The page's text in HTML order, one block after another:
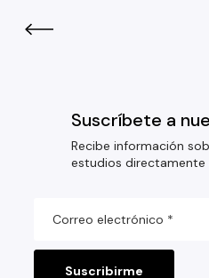
Suscríbete a
Recibe información
estudios directamente